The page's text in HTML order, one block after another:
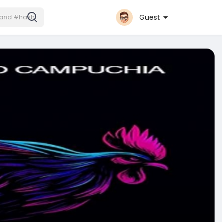
Guest